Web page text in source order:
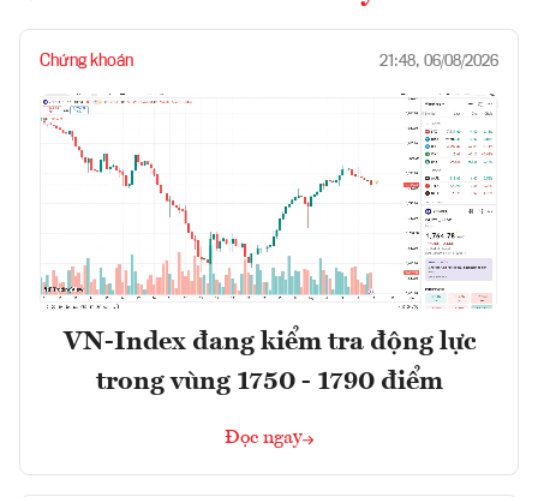
Chứng khoán 21:48, 06/08/2026
VN-Index đang kiểm tra động lực
trong vùng 1750 - 1790 điểm
Đọc ngay